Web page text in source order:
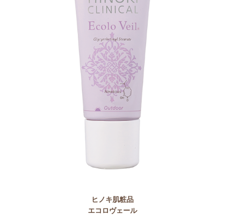
ヒノキ肌粧品
エコロヴェール